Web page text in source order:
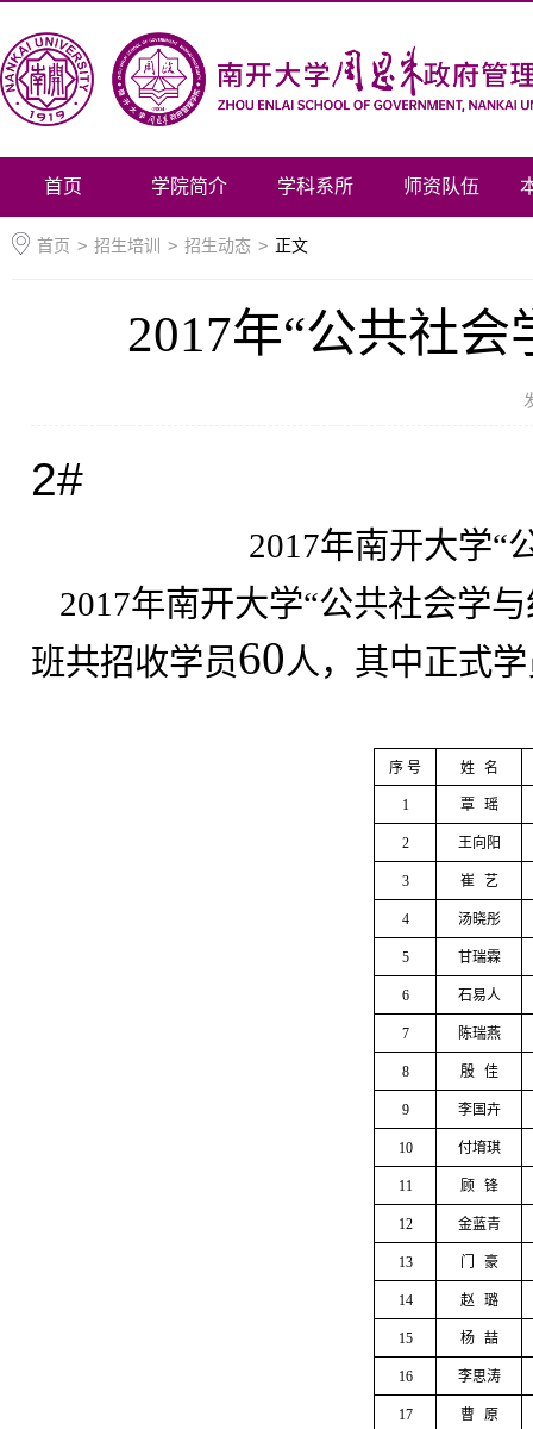
首页 学院简介 学科系所 师资队伍
首页 > 招生培训 > 招生动态 > 正文
2017年“公共社
2#
2017年南开大学“
2017年南开大学“公共社会学
班共招收学员60人，其中正式
序 号 姓 名
1 覃 瑶
2 王向阳
3 崔 艺
4 汤晓彤
5 甘瑞霖
6 石易人
7 陈瑞燕
8 殷 佳
9 李国卉
10 付堉琪
11 顾 锋
12 金蓝青
13 门 豪
14 赵 璐
15 杨 喆
16 李思涛
17 曹 原